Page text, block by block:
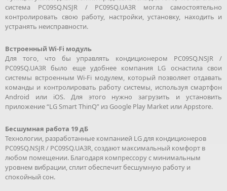
система PC09SQ.NSJR / PC09SQ.UA3R могла самостоятельно
контролировать свою работу, настройки, установку, находить и
устранять неисправности.
Встроенный Wi-Fi модуль
Для того, что бы управлять кондиционером PC09SQ.NSJR /
PC09SQ.UA3R было еще удобнее компания LG оснастила свои
системы встроенным Wi-Fi модулем, который позволяет отдавать
команды и контролировать работу системы, используя смартфон
Android или iOS. Для этого нужно загрузить и установить
приложение “LG Smart ThinQ” из Google Play Market или Appstorе.
Бесшумная работа 19 дБ
Технологии, разработанные компанией LG для кондиционеров
PC09SQ.NSJR / PC09SQ.UA3R, создают максимальный комфорт в
любом помещении. Благодаря компрессору с минимальным
уровнем вибрации, сплит обеспечит бесшумную работу и
спокойный сон.